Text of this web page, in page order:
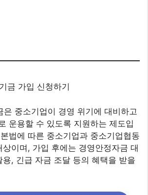
금 가입 신청하기
은 중소기업이 경영 위기에 대비하고
운용할 수 있도록 지원하는 제도입
법에 따른 중소기업과 중소기업협동
이며, 가입 후에는 경영안정자금 대
용, 긴급 자금 조달 등의 혜택을 받을